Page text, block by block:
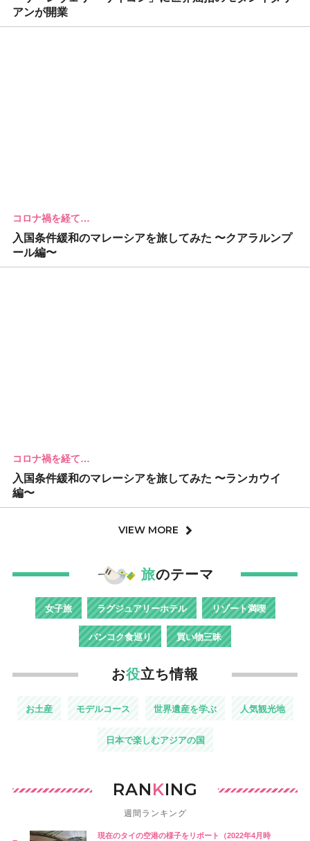
アンが開業
コロナ禍を経て…
入国条件緩和のマレーシアを旅してみた 〜クアラルンプ
ール編〜
コロナ禍を経て…
入国条件緩和のマレーシアを旅してみた 〜ランカウイ
編〜
VIEW MORE
旅のテーマ
女子旅 ラグジュアリーホテル リゾート満喫
バンコク食巡り 買い物三昧
お役立ち情報
お土産 モデルコース 世界遺産を学ぶ 人気観光地
日本で楽しむアジアの国
RANKING
週間ランキング
現在のタイの空港の様子をリポート（2022年4月時